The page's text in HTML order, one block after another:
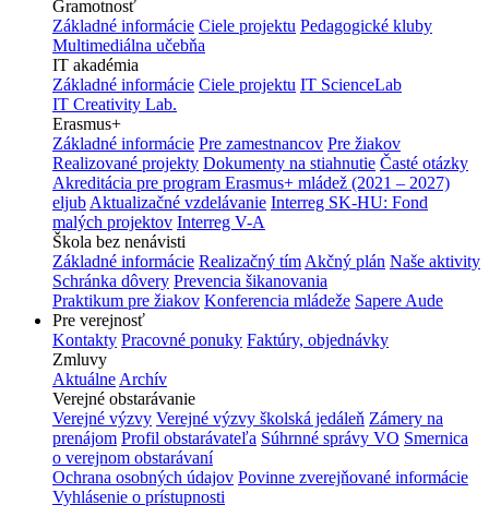
Gramotnosť
Základné informácie Ciele projektu Pedagogické kluby
Multimediálna učebňa
IT akadémia
Základné informácie Ciele projektu IT ScienceLab
IT Creativity Lab.
Erasmus+
Základné informácie Pre zamestnancov Pre žiakov
Realizované projekty Dokumenty na stiahnutie Časté otázky
Akreditácia pre program Erasmus+ mládež (2021 – 2027)
eljub Aktualizačné vzdelávanie Interreg SK-HU: Fond
malých projektov Interreg V-A
Škola bez nenávisti
Základné informácie Realizačný tím Akčný plán Naše aktivity
Schránka dôvery Prevencia šikanovania
Praktikum pre žiakov Konferencia mládeže Sapere Aude
Pre verejnosť
Kontakty Pracovné ponuky Faktúry, objednávky
Zmluvy
Aktuálne Archív
Verejné obstarávanie
Verejné výzvy Verejné výzvy školská jedáleň Zámery na
prenájom Profil obstarávateľa Súhrnné správy VO Smernica
o verejnom obstarávaní
Ochrana osobných údajov Povinne zverejňované informácie
Vyhlásenie o prístupnosti